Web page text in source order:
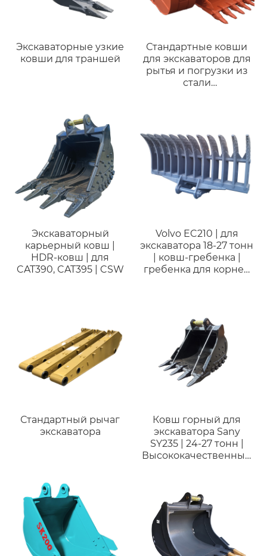
Экскаваторные узкие
ковши для траншей
Стандартные ковши
для экскаваторов для
рытья и погрузки из
стали
Экскаваторный
карьерный ковш |
HDR-ковш | для
CAT390, CAT395 | CSW
Volvo EC210 | для
экскаватора 18-27 тонн
| ковш-гребенка |
гребенка для корней
Стандартный рычаг
экскаватора
Ковш горный для
экскаватора Sany
SY235 | 24-27 тонн |
Высококачественный